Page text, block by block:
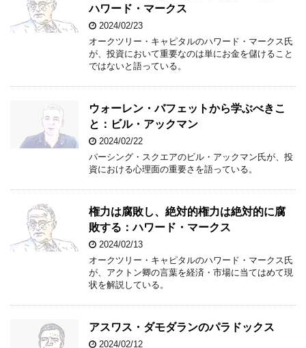
ハワード・マークス
2024/02/23
オークツリー・キャピタルのハワード・マークス氏
が、投資において重要なのは単にお金を儲けること
ではないと語っている。
ウォーレン・バフェットから学ぶべきこ
と：ビル・アックマン
2024/02/22
パーシング・スクエアのビル・アックマン氏が、投
資における心理面の重要さを語っている。
権力は腐敗し、絶対的権力は絶対的に腐
敗する：ハワード・マークス
2024/02/13
オークツリー・キャピタルのハワード・マークス氏
が、アクトン卿の言葉を経済・市場に当てはめて現
状を解説している。
アスワス・ダモダランのパラドックス
2024/02/12